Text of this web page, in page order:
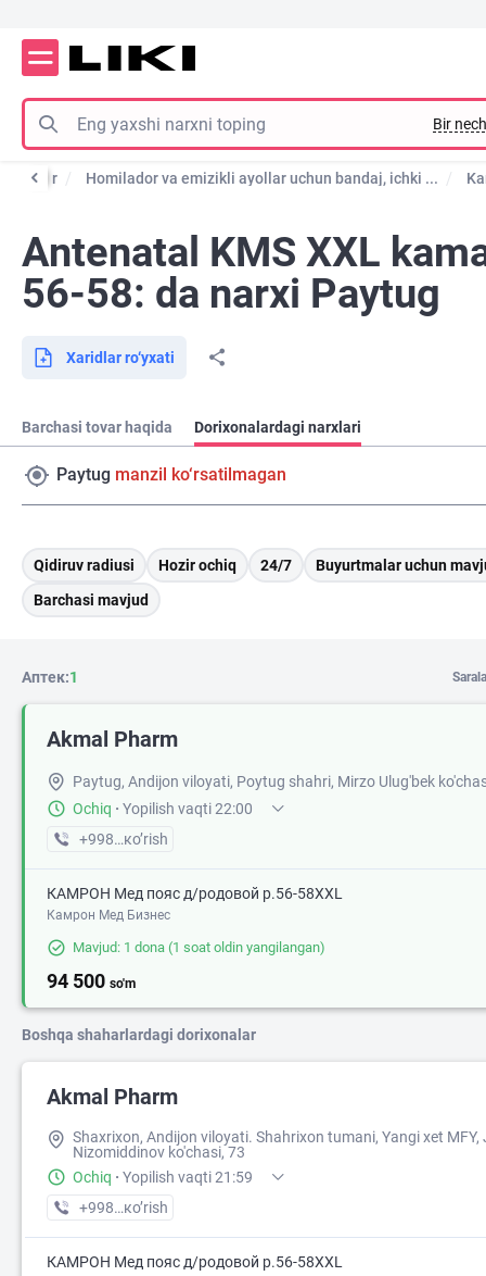
Bir
Homilador va emizikli ayollar uchun bandaj, ichki ...
Antenatal KMS XXL
56-58: da narxi Paytug
Xaridlar ro‘yxati
Barchasi tovar haqida Dorixonalardagi narxlari
Paytug manzil ko‘rsatilmagan
Qidiruv radiusi Hozir ochiq 24/7
Buyurtmalar uchun
Barchasi mavjud
Аптек:1
Akmal Pharm
Paytug, Andijon viloyati, Poytug shahri, Mirzo Ulug'bek
Ochiq · Yopilish vaqti 22:00
+998 (90) XXX-XX-XX
кo’rish
КАМРОН Мед пояс д/родовой р.56-58XXL
Камрон Мед Бизнес
Mavjud: 1 dona (1 soat oldin yangilangan)
94 500 so'm
Boshqa shaharlardagi dorixonalar
Akmal Pharm
Shaxrixon, Andijon viloyati. Shahrixon tumani, Yangi xet MFY,
Nizomiddinov ko'chasi, 73
Ochiq · Yopilish vaqti 21:59
+998 (90) XXX-XX-XX
кo’rish
КАМРОН Мед пояс д/родовой р.56-58XXL